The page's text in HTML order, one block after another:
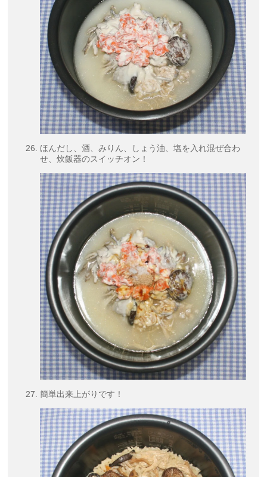
ほんだし、酒、みりん、しょう油、塩を入れ混ぜ合わ
せ、炊飯器のスイッチオン！
簡単出来上がりです！